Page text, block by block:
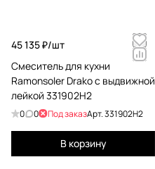
45 135 ₽/шт
Смеситель для кухни
Ramonsoler Drako с выдвижной
лейкой 331902H2
0 0 Под заказАрт.331902H2
В корзину